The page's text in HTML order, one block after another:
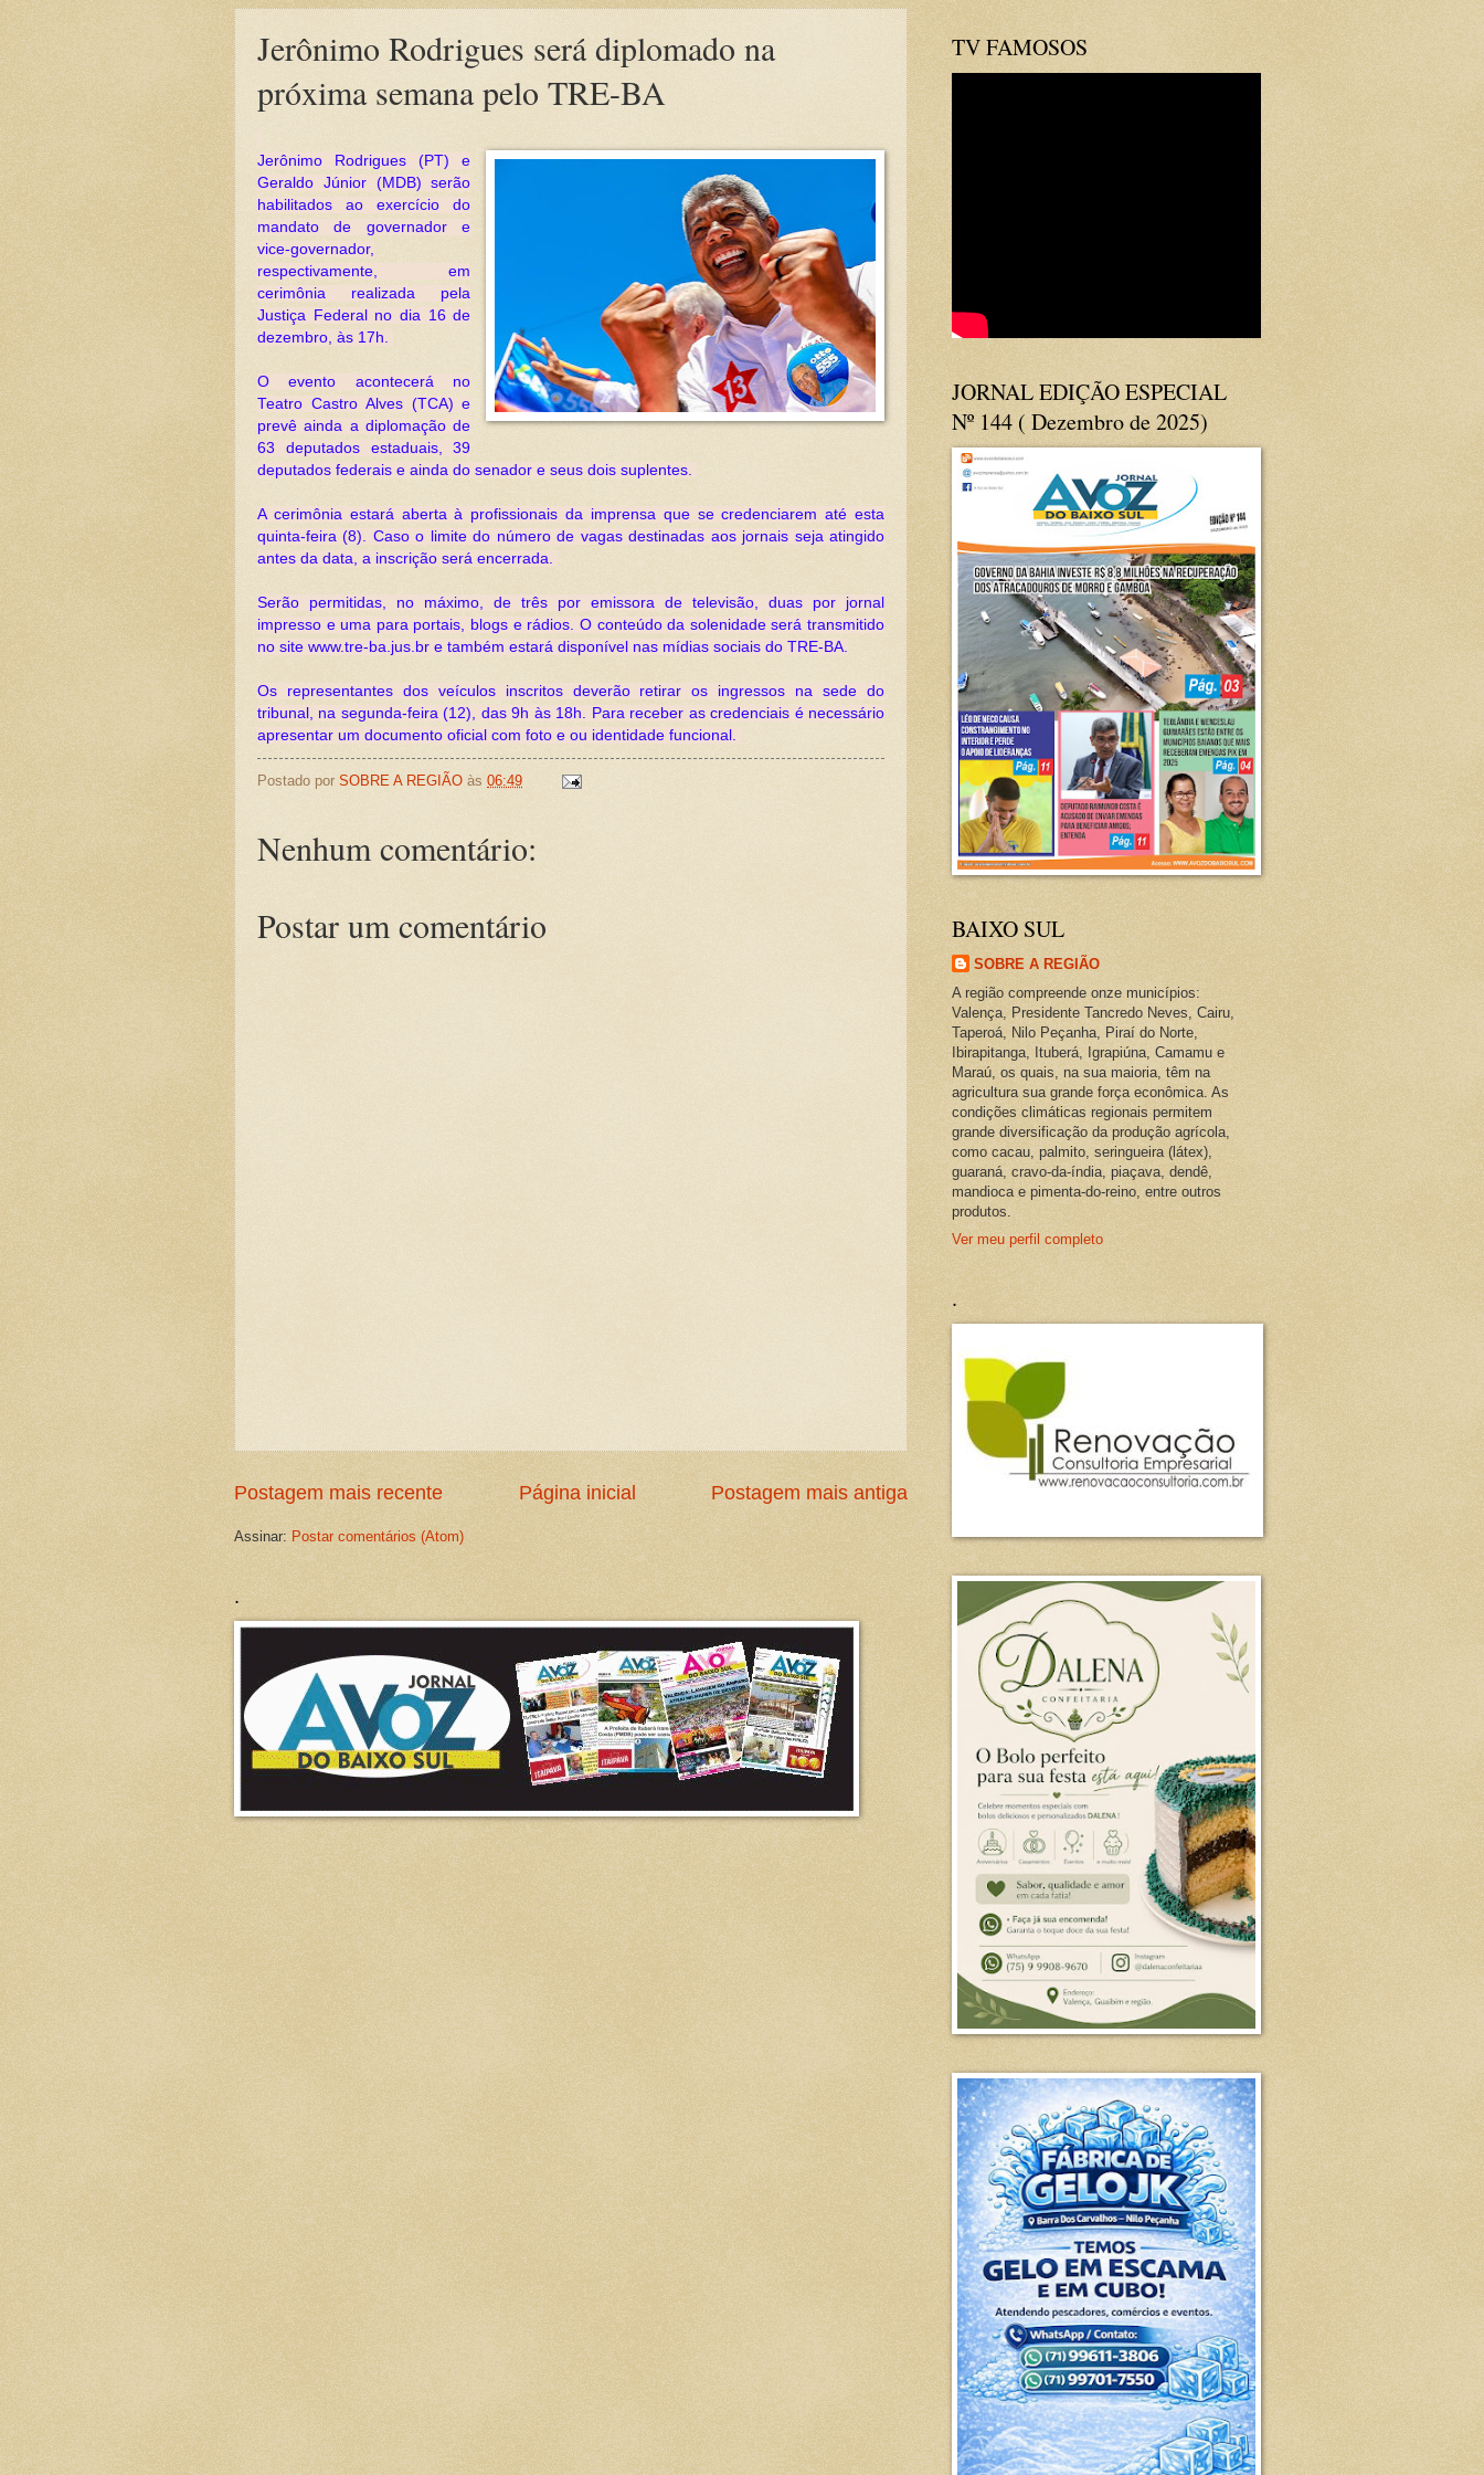
Jerônimo Rodrigues será diplomado na
próxima semana pelo TRE-BA
Jerônimo Rodrigues (PT) e
Geraldo Júnior (MDB) serão
habilitados ao exercício do
mandato de governador e
vice-governador,
respectivamente, em
cerimônia realizada pela
Justiça Federal no dia 16 de
dezembro, às 17h.
O evento acontecerá no
Teatro Castro Alves (TCA) e
prevê ainda a diplomação de
63 deputados estaduais, 39
deputados federais e ainda do senador e seus dois suplentes.
A cerimônia estará aberta à profissionais da imprensa que se credenciarem até esta
quinta-feira (8). Caso o limite do número de vagas destinadas aos jornais seja atingido
antes da data, a inscrição será encerrada.
Serão permitidas, no máximo, de três por emissora de televisão, duas por jornal
impresso e uma para portais, blogs e rádios. O conteúdo da solenidade será transmitido
no site www.tre-ba.jus.br e também estará disponível nas mídias sociais do TRE-BA.
Os representantes dos veículos inscritos deverão retirar os ingressos na sede do
tribunal, na segunda-feira (12), das 9h às 18h. Para receber as credenciais é necessário
apresentar um documento oficial com foto e ou identidade funcional.
Postado por SOBRE A REGIÃO às 06:49
Nenhum comentário:
Postar um comentário
Postagem mais recente Postagem mais antiga
Página inicial
Assinar: Postar comentários (Atom)
.
TV FAMOSOS
JORNAL EDIÇÃO ESPECIAL
Nº 144 ( Dezembro de 2025)
BAIXO SUL
SOBRE A REGIÃO
A região compreende onze municípios:
Valença, Presidente Tancredo Neves, Cairu,
Taperoá, Nilo Peçanha, Piraí do Norte,
Ibirapitanga, Ituberá, Igrapiúna, Camamu e
Maraú, os quais, na sua maioria, têm na
agricultura sua grande força econômica. As
condições climáticas regionais permitem
grande diversificação da produção agrícola,
como cacau, palmito, seringueira (látex),
guaraná, cravo-da-índia, piaçava, dendê,
mandioca e pimenta-do-reino, entre outros
produtos.
Ver meu perfil completo
.